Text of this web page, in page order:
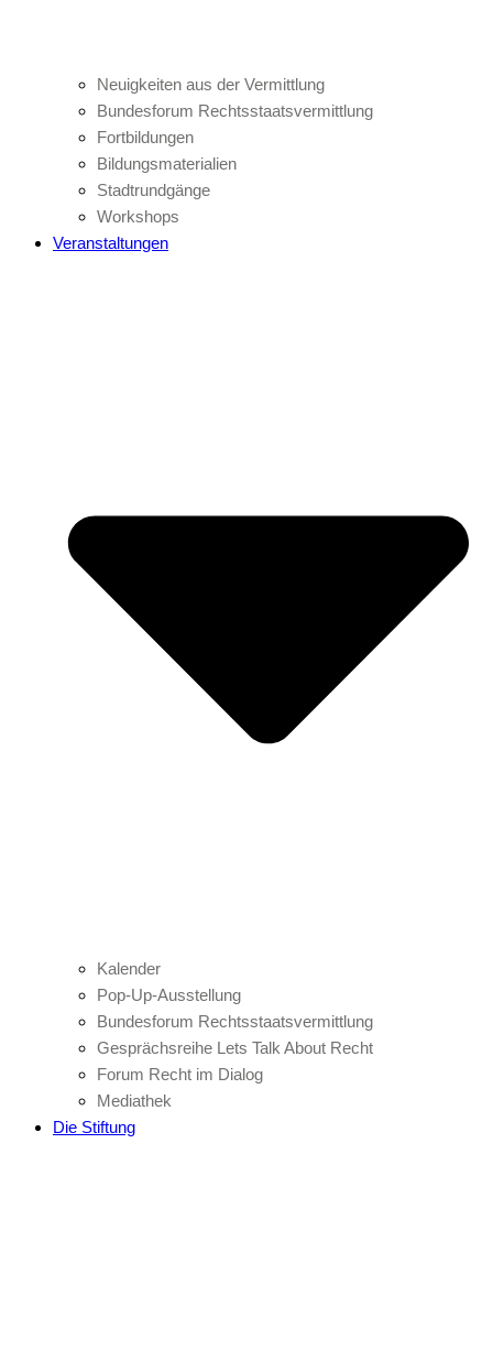
Neuigkeiten aus der Vermittlung
Bundesforum Rechtsstaatsvermittlung
Fortbildungen
Bildungsmaterialien
Stadtrundgänge
Workshops
Veranstaltungen
Kalender
Pop-Up-Ausstellung
Bundesforum Rechtsstaatsvermittlung
Gesprächsreihe Lets Talk About Recht
Forum Recht im Dialog
Mediathek
Die Stiftung